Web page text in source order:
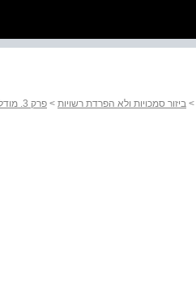
> ביזור סמכויות ולא הפרדת רשויות >
פרק